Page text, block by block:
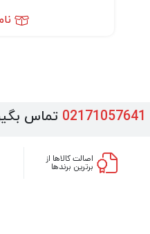
02171057641 تماس
اصالت کالاها از
برترین برندها